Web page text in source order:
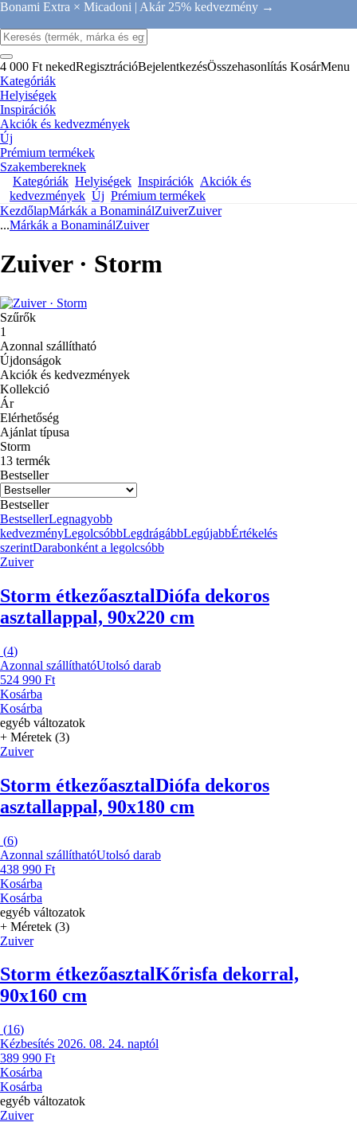
Bonami Extra × Micadoni | Akár 25% kedvezmény →
4 000 Ft nekedRegisztrációBejelentkezésÖsszehasonlítás KosárMenu
Kategóriák
Helyiségek
Inspirációk
Akciók és kedvezmények
Új
Prémium termékek
Szakembereknek
Kategóriák Helyiségek Inspirációk Akciók és
kedvezmények Új Prémium termékek
KezdőlapMárkák a BonaminálZuiverZuiver
...Márkák a BonaminálZuiver
Zuiver · Storm
Szűrők
1
Azonnal szállítható
Újdonságok
Akciók és kedvezmények
Kollekció
Ár
Elérhetőség
Ajánlat típusa
Storm
13 termék
Bestseller
Bestseller
BestsellerLegnagyobb
kedvezményLegolcsóbbLegdrágábbLegújabbÉrtékelés
szerintDarabonként a legolcsóbb
Zuiver
Storm étkezőasztalDiófa dekoros
asztallappal, 90x220 cm
(4)
Azonnal szállíthatóUtolsó darab
524 990 Ft
Kosárba
Kosárba
egyéb változatok
+ Méretek (3)
Zuiver
Storm étkezőasztalDiófa dekoros
asztallappal, 90x180 cm
(6)
Azonnal szállíthatóUtolsó darab
438 990 Ft
Kosárba
Kosárba
egyéb változatok
+ Méretek (3)
Zuiver
Storm étkezőasztalKőrisfa dekorral,
90x160 cm
(16)
Kézbesítés 2026. 08. 24. naptól
389 990 Ft
Kosárba
Kosárba
egyéb változatok
Zuiver